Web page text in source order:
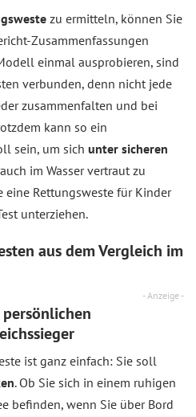
zu ermitteln, können Sie
Zusammenfassungen
einmal ausprobieren, sind
verbunden, denn nicht jede
zusammenfalten und bei
kann so ein
sein, um sich unter sicheren
im Wasser vertraut zu
eine Rettungsweste für Kinder
unterziehen.
aus demVergleich im
- Anzeige -
ist ganz einfach: Sie soll
. Ob Sie sich in einem ruhigen
befinden, wenn Sie über Bord